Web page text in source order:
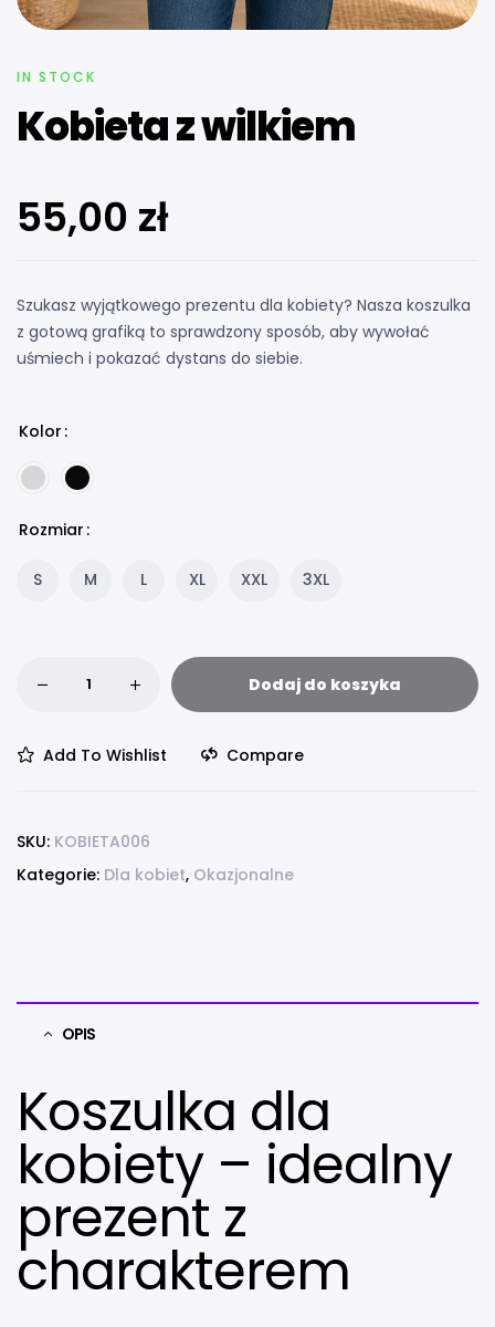
IN STOCK
Kobieta z wilkiem
55,00 zł
Szukasz wyjątkowego prezentu dla kobiety? Nasza koszulka
z gotową grafiką to sprawdzony sposób, aby wywołać
uśmiech i pokazać dystans do siebie.
Kolor
Rozmiar
S M L XL XXL 3XL
Dodaj do koszyka
Add To Wishlist Compare
SKU: KOBIETA006
Kategorie: Dla kobiet, Okazjonalne
OPIS
Koszulka dla
kobiety – idealny
prezent z
charakterem